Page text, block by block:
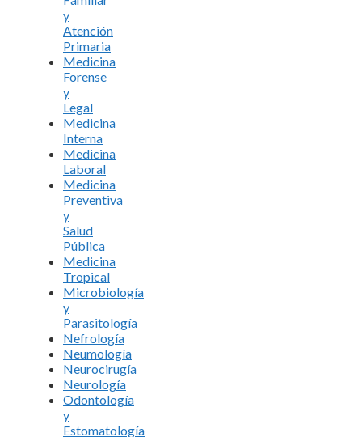
y
Atención
Primaria
Medicina
Forense
y
Legal
Medicina
Interna
Medicina
Laboral
Medicina
Preventiva
y
Salud
Pública
Medicina
Tropical
Microbiología
y
Parasitología
Nefrología
Neumología
Neurocirugía
Neurología
Odontología
y
Estomatología